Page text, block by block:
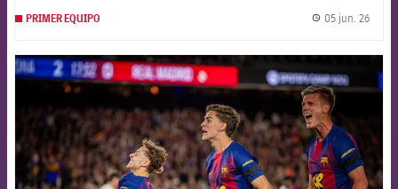
PRIMER EQUIPO 05 jun. 26
FCB Barcelona badge